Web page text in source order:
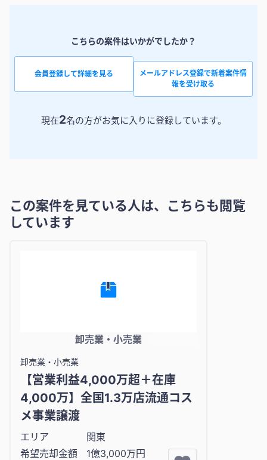
こちらの案件はいかがでしたか？
会員登録して詳細を見る
メールアドレス登録で新着案件情
報を受け取る
現在2名の方がお気に入りに登録しています。
この案件を見ている人は、こちらも閲覧
しています
卸売業・小売業
卸売業・小売業
【営業利益4,000万超＋在庫
4,000万】全国1.3万店流通コス
メ事業譲渡
エリア
関東
希望売却金額
1億3,000万円